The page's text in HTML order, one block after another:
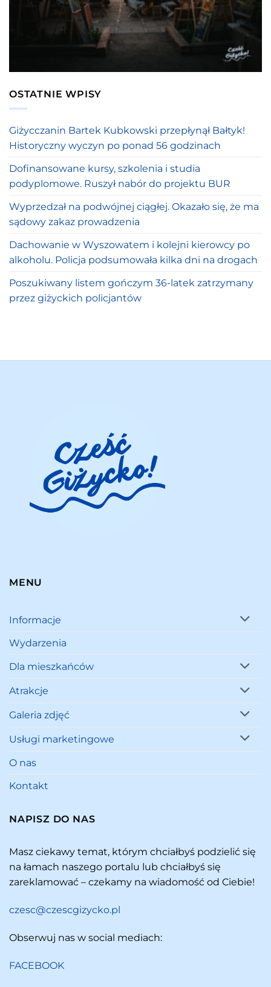
OSTATNIE WPISY
Giżycczanin Bartek Kubkowski przepłynął Bałtyk!
Historyczny wyczyn po ponad 56 godzinach
Dofinansowane kursy, szkolenia i studia
podyplomowe. Ruszył nabór do projektu BUR
Wyprzedzał na podwójnej ciągłej. Okazało się, że ma
sądowy zakaz prowadzenia
Dachowanie w Wyszowatem i kolejni kierowcy po
alkoholu. Policja podsumowała kilka dni na drogach
Poszukiwany listem gończym 36-latek zatrzymany
przez giżyckich policjantów
MENU
Informacje
Wydarzenia
Dla mieszkańców
Atrakcje
Galeria zdjęć
Usługi marketingowe
O nas
Kontakt
NAPISZ DO NAS
Masz ciekawy temat, którym chciałbyś podzielić się
na łamach naszego portalu lub chciałbyś się
zareklamować – czekamy na wiadomość od Ciebie!
czesc@czescgizycko.pl
Obserwuj nas w social mediach:
FACEBOOK